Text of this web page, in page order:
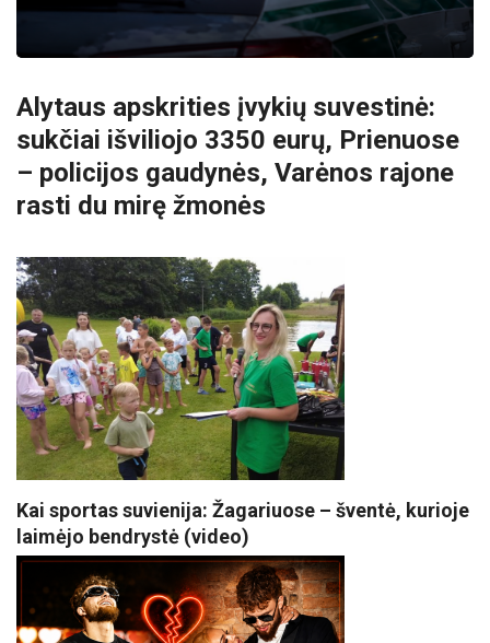
Alytaus apskrities įvykių suvestinė:
sukčiai išviliojo 3350 eurų, Prienuose
– policijos gaudynės, Varėnos rajone
rasti du mirę žmonės
Kai sportas suvienija: Žagariuose – šventė, kurioje
laimėjo bendrystė (video)